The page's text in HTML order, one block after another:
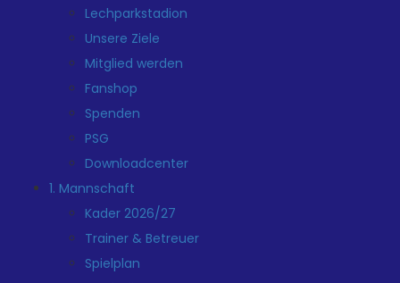
Lechparkstadion
Unsere Ziele
Mitglied werden
Fanshop
Spenden
PSG
Downloadcenter
1. Mannschaft
Kader 2026/27
Trainer & Betreuer
Spielplan